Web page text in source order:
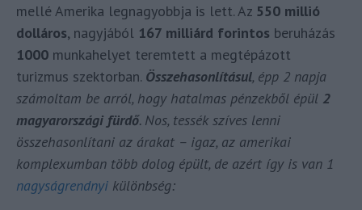
mellé Amerika legnagyobbja is lett. Az 550 millió
dolláros, nagyjából 167 milliárd forintos beruházás
1000 munkahelyet teremtett a megtépázott
turizmus szektorban. Összehasonlításul, épp 2 napja
számoltam be arról, hogy hatalmas pénzekből épül 2
magyarországi fürdő. Nos, tessék szíves lenni
összehasonlítani az árakat – igaz, az amerikai
komplexumban több dolog épült, de azért így is van 1
nagyságrendnyi különbség: